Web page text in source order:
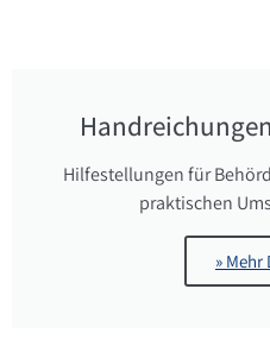
Hilfestellungen für
praktischen
» Mehr